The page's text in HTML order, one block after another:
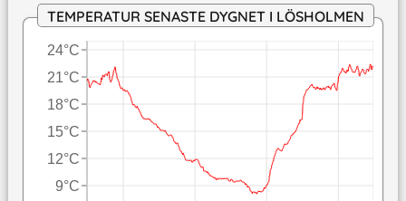
TEMPERATUR SENASTE DYGNET I LÖSHOLMEN
9°C
12°C
15°C
18°C
21°C
24°C